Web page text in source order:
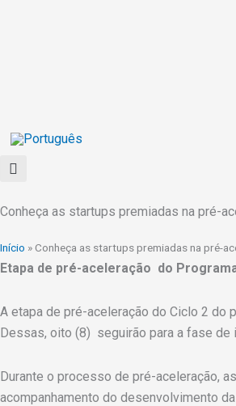
Conheça as startups premiadas na pré-
Início » Conheça as startups premiadas na pré-
Etapa de pré-aceleração do
A etapa de pré-aceleração do Ciclo 2 do
Dessas, oito (8) seguirão para a fase de
Durante o processo de pré-aceleração,
acompanhamento do desenvolvimento